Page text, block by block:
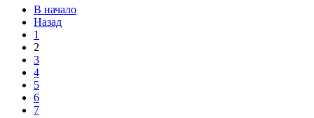
В начало
Назад
1
2
3
4
5
6
7